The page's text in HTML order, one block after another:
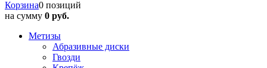
Корзина0 позиций
на сумму 0 руб.
Метизы
Абразивные диски
Гвозди